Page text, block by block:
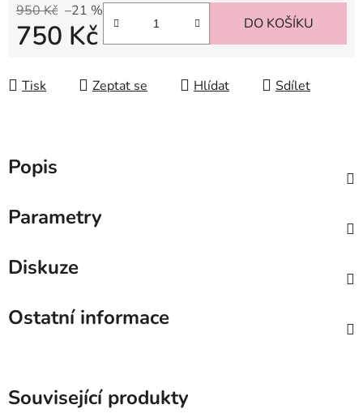
950 Kč –21 %
750 Kč DO KOŠÍKU
Tisk Zeptat se Hlídat Sdílet
Popis
Parametry
Diskuze
Ostatní informace
Související produkty